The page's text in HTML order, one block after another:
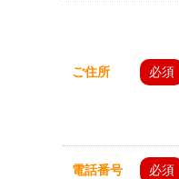
ご住所 必須
電話番号 必須